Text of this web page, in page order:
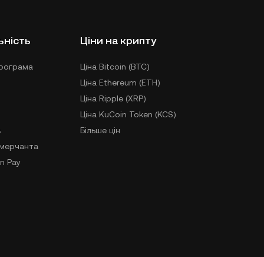
Pay
Ціни на крипту
Ціна Bitcoin (BTC)
Ціна Ethereum (ETH)
Ціна Ripple (XRP)
Ціна KuCoin Token (KCS)
Більше цін